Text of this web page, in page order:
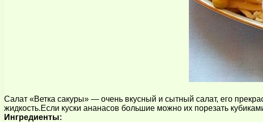
Салат «Ветка сакуры» — очень вкусный и сытный салат, его
жидкость.Если куски ананасов большие можно их порезать
Ингредиенты: